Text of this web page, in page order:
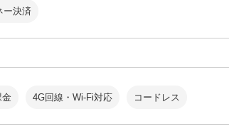
ー決済
4G回線・Wi-Fi対応 コードレス